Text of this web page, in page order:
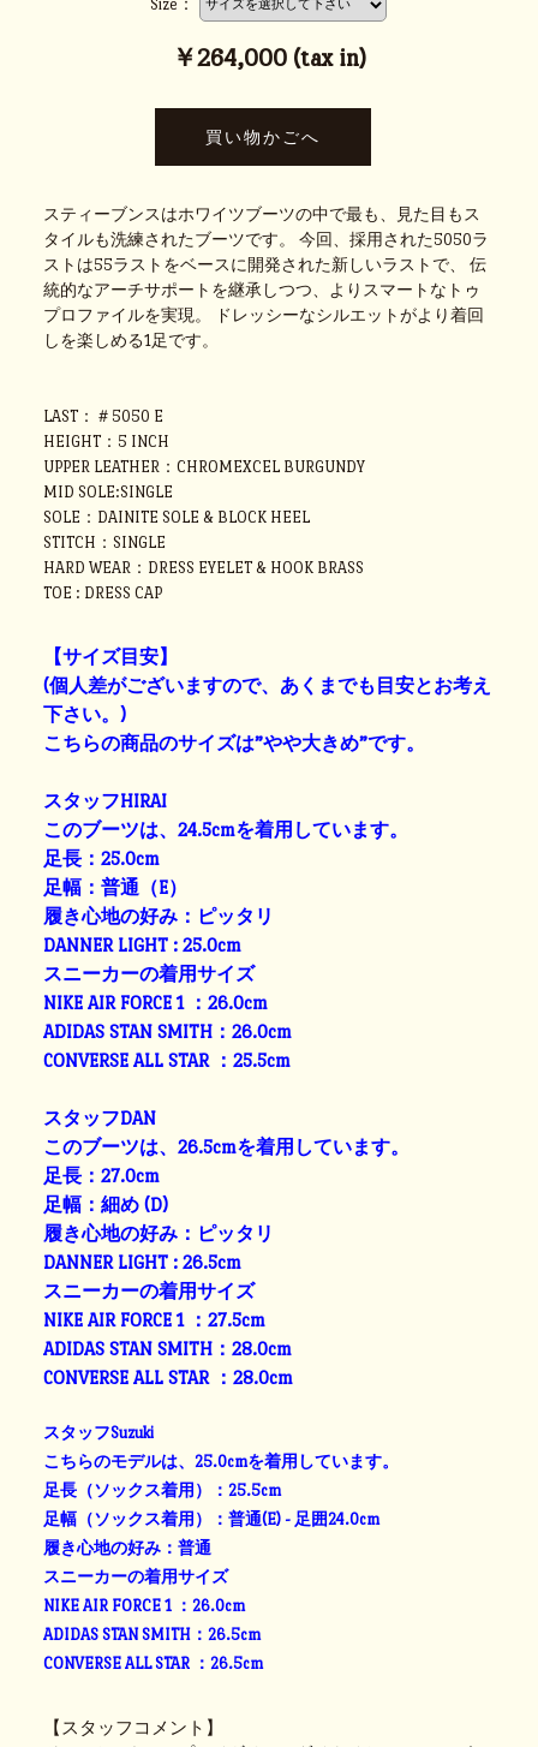
Size：
￥264,000 (tax in)
スティーブンスはホワイツブーツの中で最も、見た目もス
タイルも洗練されたブーツです。 今回、採用された5050ラ
ストは55ラストをベースに開発された新しいラストで、 伝
統的なアーチサポートを継承しつつ、よりスマートなトゥ
プロファイルを実現。 ドレッシーなシルエットがより着回
しを楽しめる1足です。
LAST：＃5050 E
HEIGHT：5 INCH
UPPER LEATHER：CHROMEXCEL BURGUNDY
MID SOLE:SINGLE
SOLE：DAINITE SOLE & BLOCK HEEL
STITCH：SINGLE
HARD WEAR：DRESS EYELET & HOOK BRASS
TOE : DRESS CAP
【サイズ目安】
(個人差がございますので、あくまでも目安とお考え
下さい。)
こちらの商品のサイズは”やや大きめ”です。
スタッフHIRAI
このブーツは、24.5cmを着用しています。
足長：25.0cm
足幅：普通（E）
履き心地の好み：ピッタリ
DANNER LIGHT : 25.0cm
スニーカーの着用サイズ
NIKE AIR FORCE 1 ：26.0cm
ADIDAS STAN SMITH：26.0cm
CONVERSE ALL STAR ：25.5cm
スタッフDAN
このブーツは、26.5cmを着用しています。
足長：27.0cm
足幅：細め (D)
履き心地の好み：ピッタリ
DANNER LIGHT : 26.5cm
スニーカーの着用サイズ
NIKE AIR FORCE 1 ：27.5cm
ADIDAS STAN SMITH：28.0cm
CONVERSE ALL STAR ：28.0cm
スタッフSuzuki
こちらのモデルは、25.0cmを着用しています。
足長（ソックス着用）：25.5cm
足幅（ソックス着用）：普通(E) - 足囲24.0cm
履き心地の好み：普通
スニーカーの着用サイズ
NIKE AIR FORCE 1 ：26.0cm
ADIDAS STAN SMITH：26.5cm
CONVERSE ALL STAR ：26.5cm
【スタッフコメント】